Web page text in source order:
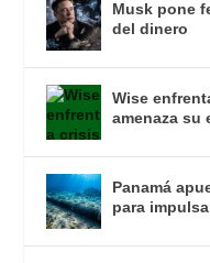
Musk pone
del dinero
Wise
amenaza su
Panamá
para